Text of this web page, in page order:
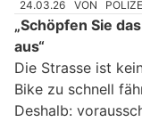
24.03.26 VON
„Schöpfen Sie
aus“
Die Strasse ist
Bike zu schnell
Deshalb: